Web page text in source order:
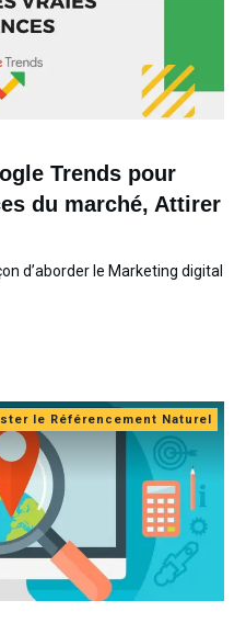
Trends pour
du marché, Attirer
d’aborder le Marketing digital
le Référencement Naturel